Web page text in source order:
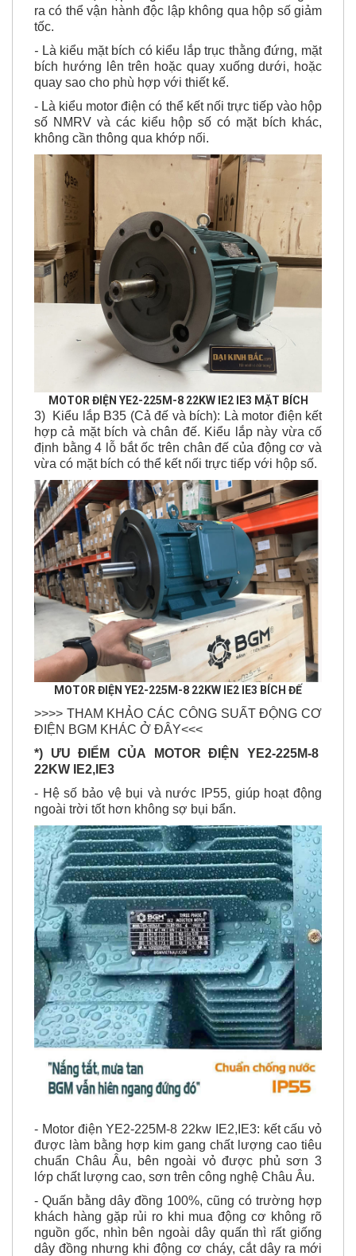
ra có thể vận hành độc lập không qua hộp số giảm
tốc.
- Là kiểu mặt bích có kiểu lắp trục thằng đứng, mặt
bích hướng lên trên hoặc quay xuống dưới, hoặc
quay sao cho phù hợp với thiết kế.
- Là kiểu motor điện có thể kết nối trực tiếp vào hộp
số NMRV và các kiểu hộp số có mặt bích khác,
không cần thông qua khớp nối.
MOTOR ĐIỆN YE2-225M-8 22KW IE2 IE3 MẶT BÍCH
3) Kiểu lắp B35 (Cả đế và bích): Là motor điện kết
hợp cả mặt bích và chân đế. Kiểu lắp này vừa cố
định bằng 4 lỗ bắt ốc trên chân đế của động cơ và
vừa có mặt bích có thể kết nối trực tiếp với hộp số.
MOTOR ĐIỆN YE2-225M-8 22KW IE2 IE3 BÍCH ĐẾ
>>>> THAM KHẢO CÁC CÔNG SUẤT ĐỘNG CƠ
ĐIỆN BGM KHÁC Ở ĐÂY<<<
*) ƯU ĐIỂM CỦA
MOTOR ĐIỆN YE2-225M-8
22KW IE2,IE3
- Hệ số bảo vệ bụi và nước IP55, giúp hoạt động
ngoài trời tốt hơn không sợ bụi bẩn.
- Motor điện YE2-225M-8 22kw IE2,IE3: kết cấu vỏ
được làm bằng hợp kim gang chất lượng cao tiêu
chuẩn Châu Âu, bên ngoài vỏ được phủ sơn 3
lớp chất lượng cao, sơn trên công nghệ Châu Âu.
- Quấn bằng dây đồng 100%, cũng có trường hợp
khách hàng gặp rủi ro khi mua động cơ không rõ
nguồn gốc, nhìn bên ngoài dây quấn thì rất giống
dây đồng nhưng khi động cơ cháy, cắt dây ra mới